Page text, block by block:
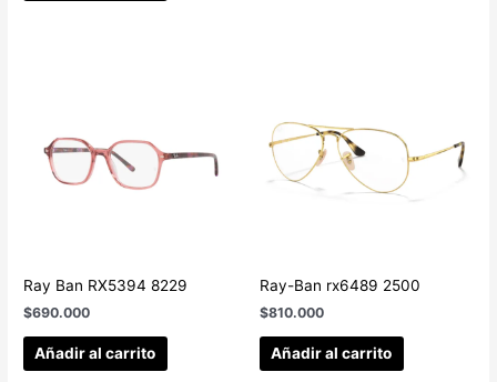
Ray Ban RX5394 8229
$690.000
Añadir al carrito
Ray-Ban rx6489 2500
$810.000
Añadir al carrito